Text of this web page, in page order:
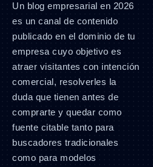
Un blog empresarial en 2026
es un canal de contenido
publicado en el dominio de tu
empresa cuyo objetivo es
atraer visitantes con intención
comercial, resolverles la
duda que tienen antes de
comprarte y quedar como
fuente citable tanto para
buscadores tradicionales
como para modelos